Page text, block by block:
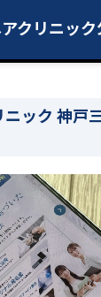
クリニッ
ニック 神戸